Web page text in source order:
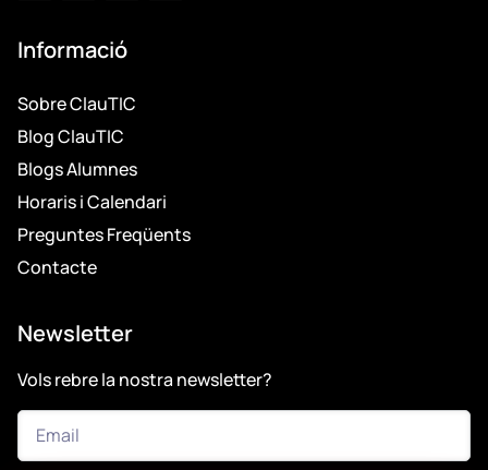
Informació
Sobre ClauTIC
Blog ClauTIC
Blogs Alumnes
Horaris i Calendari
Preguntes Freqüents
Contacte
Newsletter
Vols rebre la nostra newsletter?